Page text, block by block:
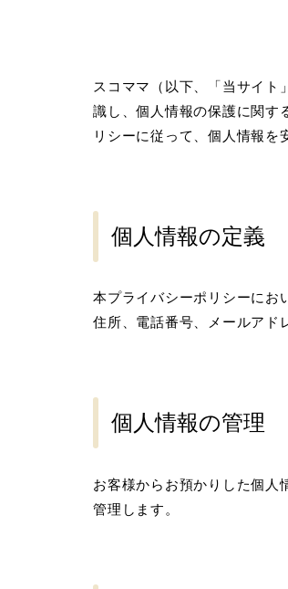
スコママ（以下、「当サイト
識し、個人情報の保護に関す
リシーに従って、個人情報を
個人情報の定義
本プライバシーポリシーにお
住所、電話番号、メールアド
個人情報の管理
お客様からお預かりした個人
管理します。